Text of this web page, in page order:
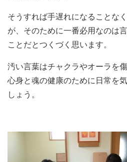
そうすれば手遅れになることな
が、そのために一番必用なのは
ことだとつくづく思います。
汚い言葉はチャクラやオーラを
心身と魂の健康のために日常を
しょう。